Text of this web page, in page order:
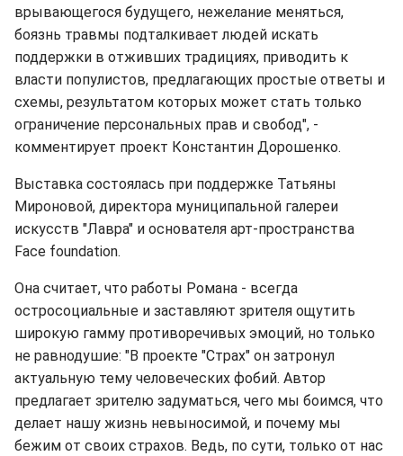
врывающегося будущего, нежелание меняться,
боязнь травмы подталкивает людей искать
поддержки в отживших традициях, приводить к
власти популистов, предлагающих простые ответы и
схемы, результатом которых может стать только
ограничение персональных прав и свобод", -
комментирует проект Константин Дорошенко.
Выставка состоялась при поддержке Татьяны
Мироновой, директора муниципальной галереи
искусств "Лавра" и основателя арт-пространства
Face foundation.
Она считает, что работы Романа - всегда
остросоциальные и заставляют зрителя ощутить
широкую гамму противоречивых эмоций, но только
не равнодушие: "В проекте "Страх" он затронул
актуальную тему человеческих фобий. Автор
предлагает зрителю задуматься, чего мы боимся, что
делает нашу жизнь невыносимой, и почему мы
бежим от своих страхов. Ведь, по сути, только от нас